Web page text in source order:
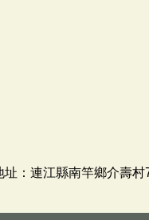
：連江縣南竿鄉介壽村